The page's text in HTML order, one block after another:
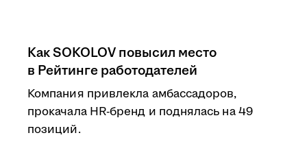
Как SOKOLOV повысил место
в Рейтинге работодателей
Компания привлекла амбассадоров,
прокачала HR-бренд и поднялась на 49
позиций.